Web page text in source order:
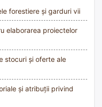
forestiere și garduri vii
elaborarea proiectelor
stocuri și oferte ale
și atribuții privind